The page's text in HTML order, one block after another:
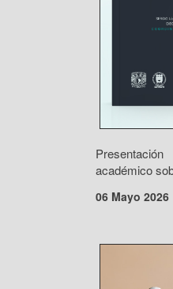
académico
06 Mayo 2026